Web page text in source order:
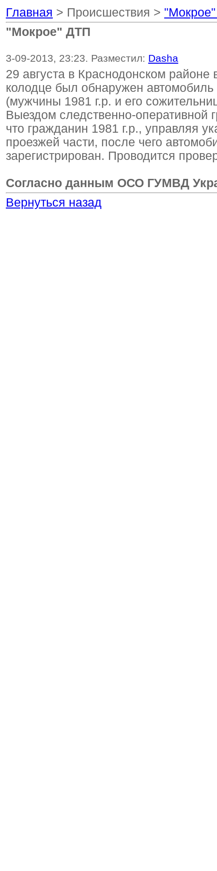
Главная > Происшествия >
"Мокрое" ДТП
3-09-2013, 23:23. Разместил: Dasha
29 августа в Краснодонском
колодце был обнаружен
(мужчины 1981 г.р. и его
Выездом следственно-оперативной
что гражданин 1981 г.р., управляя
проезжей части, после чего
зарегистрирован. Проводится
Согласно данным ОСО ГУМВД
Вернуться назад